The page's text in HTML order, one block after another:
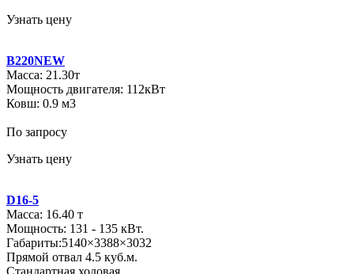
Узнать цену
B220NEW
Масса: 21.30т
Мощность двигателя: 112кВт
Ковш: 0.9 м3
По запросу
Узнать цену
D16-5
Масса: 16.40 т
Мощность: 131 - 135 кВт.
Габариты:5140×3388×3032
Прямой отвал 4.5 куб.м.
Стандартная ходовая